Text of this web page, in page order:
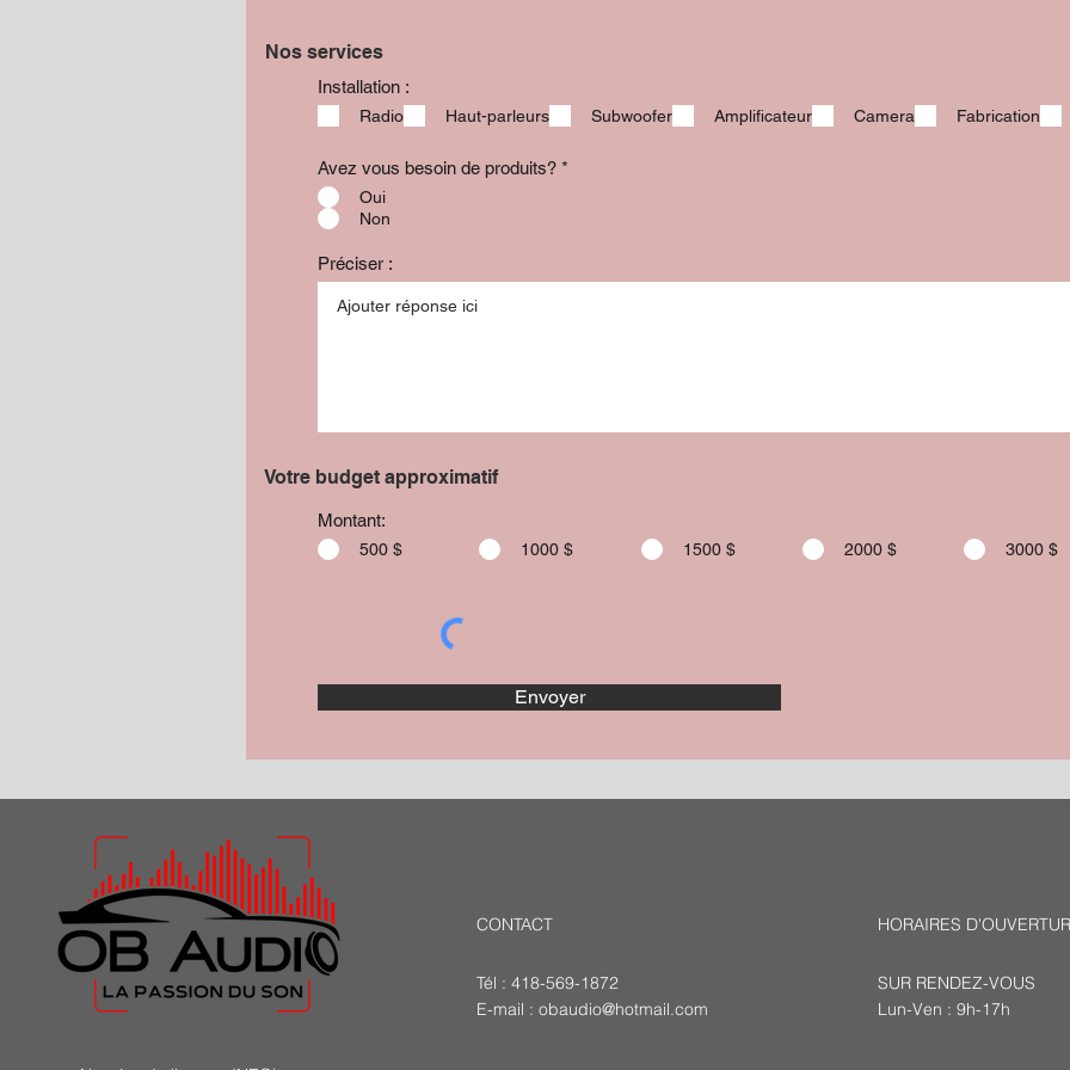
Nos services
Installation :
Radio Haut-parleurs Subwoofer Amplificateur Camera Fabrication
Avez vous besoin de produits? *
Oui
Non
Préciser :
Votre budget approximatif
Montant:
500 $ 1000 $ 1500 $ 2000 $ 3000 $
Envoyer
CONTACT
Tél : 418-569-1872
E-mail : obaudio@hotmail.com
HORAIRES
SUR RENDEZ-VOUS
Lun-Ven : 9h-17h